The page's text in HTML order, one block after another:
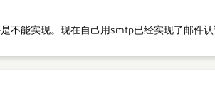
不能实现。现在自己用smtp已经实现了邮件